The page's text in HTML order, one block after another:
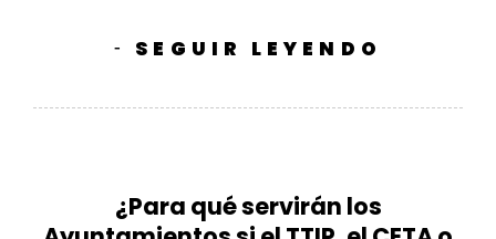
- SEGUIR LEYENDO
¿Para qué servirán los